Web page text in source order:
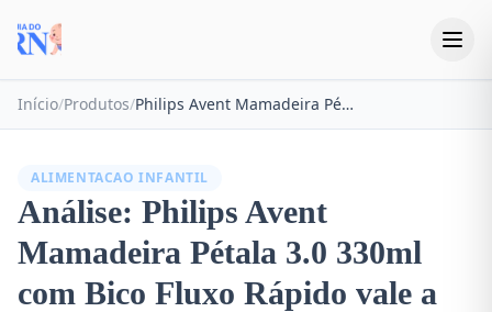
Início/Produtos/ Philips Avent Mamadeira Pétala 3.0 330ml com Bico Fluxo Rápido
ALIMENTACAO INFANTIL
Análise: Philips Avent
Mamadeira Pétala 3.0 330ml
com Bico Fluxo Rápido vale a